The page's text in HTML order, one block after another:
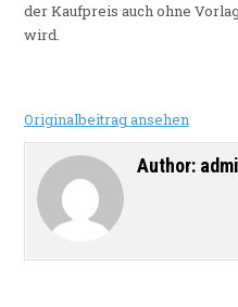
der Kaufpreis auch ohne
wird.
Originalbeitrag ansehen
Author: